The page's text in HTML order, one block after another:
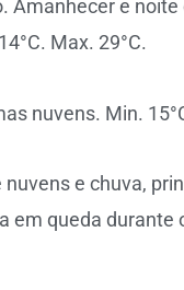
Amanhecer e
Max. 29°C.
nuvens. Min.
e chuva,
queda durante